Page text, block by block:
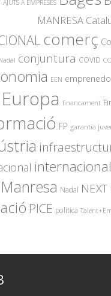
AJUTS A EMPRESES
MANRESA
comerç
conjuntura COVID
EEN
Europa financament
FP garantia
Manresa Nadal
PICE política